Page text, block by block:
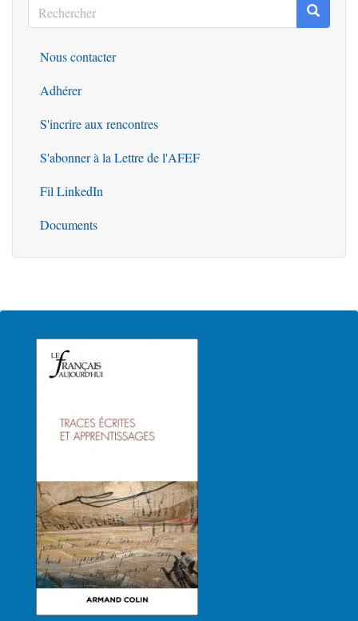
Rechercher
Outils
Nous contacter
Adhérer
S'incrire aux rencontres
S'abonner à la Lettre de l'AFEF
Fil LinkedIn
Documents